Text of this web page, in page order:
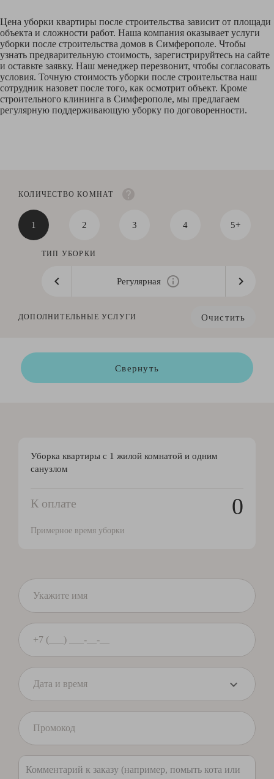
Цена уборки квартиры после строительства зависит от площади
объекта и сложности работ. Наша компания оказывает услуги
уборки после строительства домов в Симферополе. Чтобы
узнать предварительную стоимость, зарегистрируйтесь на сайте
и оставьте заявку. Наш менеджер перезвонит, чтобы согласовать
условия. Точную стоимость уборки после строительства наш
сотрудник назовет после того, как осмотрит объект. Кроме
строительного клининга в Симферополе, мы предлагаем
регулярную поддерживающую уборку по договоренности.
КОЛИЧЕСТВО КОМНАТ
1 2 3 4 5+
ТИП УБОРКИ
Регулярная
ДОПОЛНИТЕЛЬНЫЕ УСЛУГИ Очистить
Свернуть
Уборка квартиры с 1 жилой комнатой и одним
санузлом
К оплате 0
Примерное время уборки